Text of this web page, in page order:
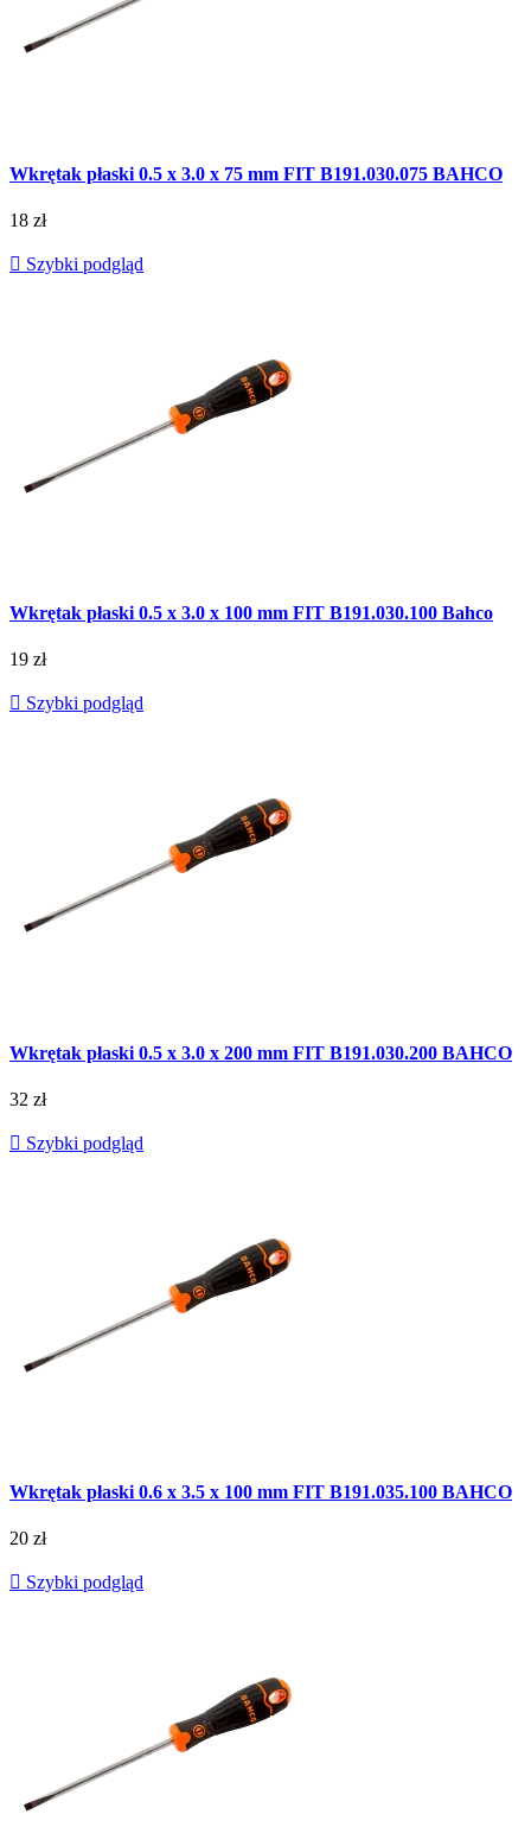
Wkrętak płaski 0.5 x 3.0 x 75 mm FIT B191.030.075 BAHCO
18 zł
 Szybki podgląd
Wkrętak płaski 0.5 x 3.0 x 100 mm FIT B191.030.100 Bahco
19 zł
 Szybki podgląd
Wkrętak płaski 0.5 x 3.0 x 200 mm FIT B191.030.200 BAHCO
32 zł
 Szybki podgląd
Wkrętak płaski 0.6 x 3.5 x 100 mm FIT B191.035.100 BAHCO
20 zł
 Szybki podgląd